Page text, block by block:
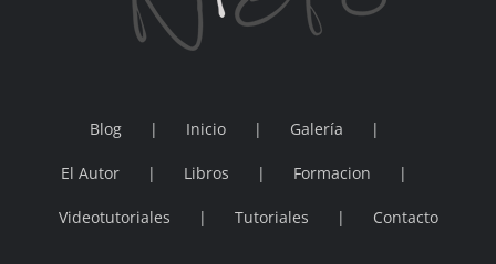
Blog Inicio Galería
El Autor Libros Formacion
Videotutoriales Tutoriales Contacto